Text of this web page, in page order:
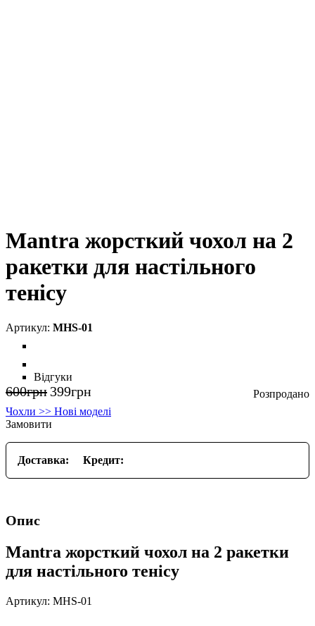
Mantra жорсткий чохол на 2
ракетки для настільного
тенісу
MHS-01
Відгуки
600грн 399грн
Чохли >> Нові моделі
Замовити
Доставка: Кредит:
Опис
Mantra жорсткий чохол на 2 ракетки
для настільного тенісу
Артикул: MHS-01